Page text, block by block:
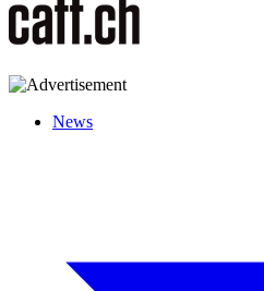
News